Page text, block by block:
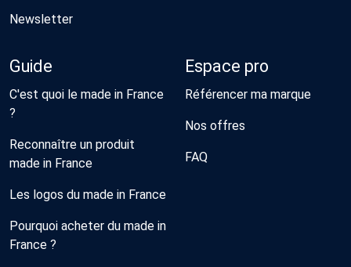
Newsletter
Guide
C'est quoi le made in France
?
Reconnaître un produit
made in France
Les logos du made in France
Pourquoi acheter du made in
France ?
Espace pro
Référencer ma marque
Nos offres
FAQ